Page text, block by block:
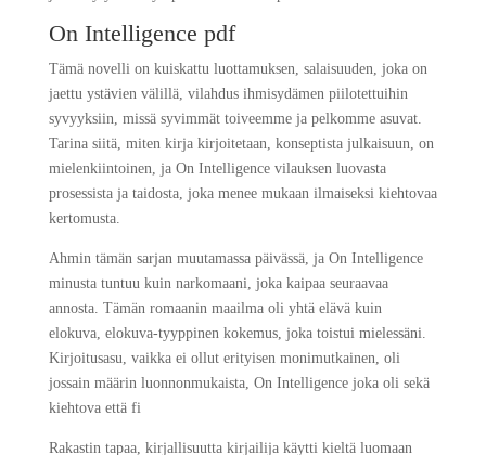
On Intelligence pdf
Tämä novelli on kuiskattu luottamuksen, salaisuuden, joka on
jaettu ystävien välillä, vilahdus ihmisydämen piilotettuihin
syvyyksiin, missä syvimmät toiveemme ja pelkomme asuvat.
Tarina siitä, miten kirja kirjoitetaan, konseptista julkaisuun, on
mielenkiintoinen, ja On Intelligence vilauksen luovasta
prosessista ja taidosta, joka menee mukaan ilmaiseksi kiehtovaa
kertomusta.
Ahmin tämän sarjan muutamassa päivässä, ja On Intelligence
minusta tuntuu kuin narkomaani, joka kaipaa seuraavaa
annosta. Tämän romaanin maailma oli yhtä elävä kuin
elokuva, elokuva-tyyppinen kokemus, joka toistui mielessäni.
Kirjoitusasu, vaikka ei ollut erityisen monimutkainen, oli
jossain määrin luonnonmukaista, On Intelligence joka oli sekä
kiehtova että fi
Rakastin tapaa, kirjallisuutta kirjailija käytti kieltä luomaan